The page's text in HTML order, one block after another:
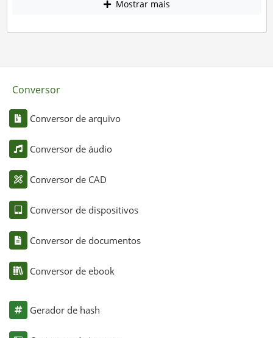
Mostrar mais
Conversor
Conversor de arquivo
Conversor de áudio
Conversor de CAD
Conversor de dispositivos
Conversor de documentos
Conversor de ebook
Gerador de hash